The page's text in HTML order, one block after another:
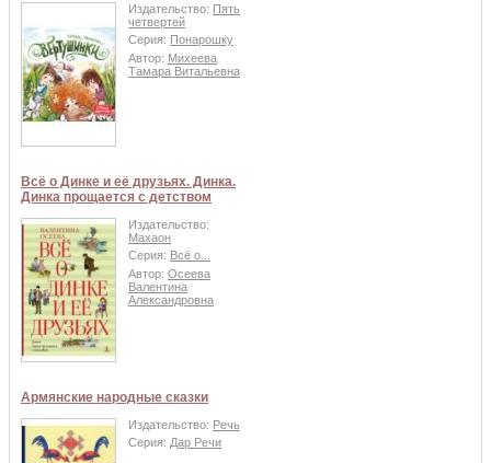
Издательство: Пять
четвертей
Серия: Понарошку
Автор: Михеева
Тамара Витальевна
Всё о Динке и её друзьях. Динка.
Динка прощается с детством
Издательство:
Махаон
Серия: Всё о...
Автор: Осеева
Валентина
Александровна
Армянские народные сказки
Издательство: Речь
Серия: Дар Речи